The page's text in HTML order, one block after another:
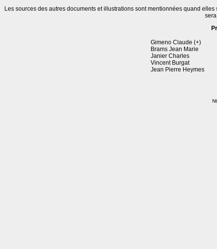
Les sources des autres documents et illustrations sont mentionnées quand
Gimeno Claude (+)
Brams Jean Marie
Janier Charles
Vincent Burgat
Jean Pierre Heymes